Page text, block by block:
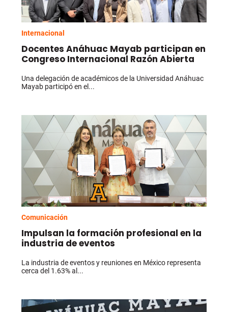
Internacional
Docentes Anáhuac Mayab participan en
Congreso Internacional Razón Abierta
Una delegación de académicos de la Universidad Anáhuac
Mayab participó en el...
Comunicación
Impulsan la formación profesional en la
industria de eventos
La industria de eventos y reuniones en México representa
cerca del 1.63% al...